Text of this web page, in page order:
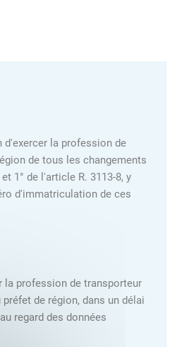
d'exercer la profession de
de tous les changements
1° de l'article R. 3113-8, y
d'immatriculation de ces
la profession de transporteur
de région, dans un délai
regard des données